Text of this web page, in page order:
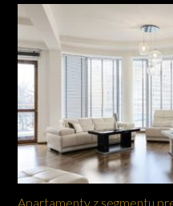
Apartamenty z segmentu